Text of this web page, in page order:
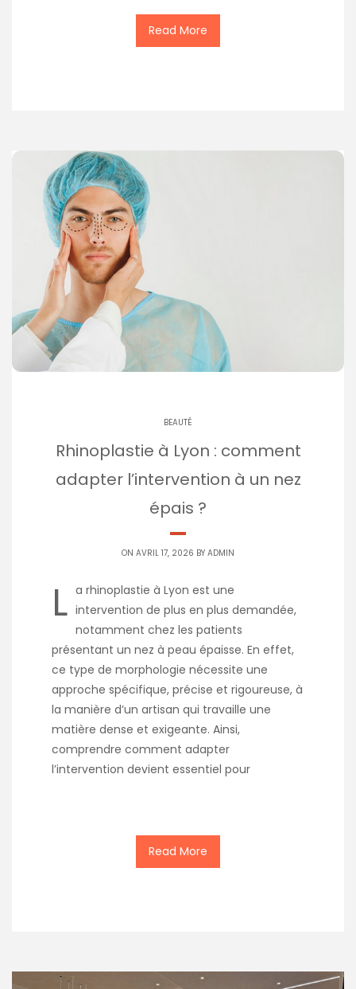
Read More
BEAUTÉ
Rhinoplastie à Lyon : comment
adapter l’intervention à un nez
épais ?
ON AVRIL 17, 2026 BY ADMIN
L a rhinoplastie à Lyon est une
intervention de plus en plus demandée,
notamment chez les patients
présentant un nez à peau épaisse. En effet,
ce type de morphologie nécessite une
approche spécifique, précise et rigoureuse, à
la manière d’un artisan qui travaille une
matière dense et exigeante. Ainsi,
comprendre comment adapter
l’intervention devient essentiel pour
Read More